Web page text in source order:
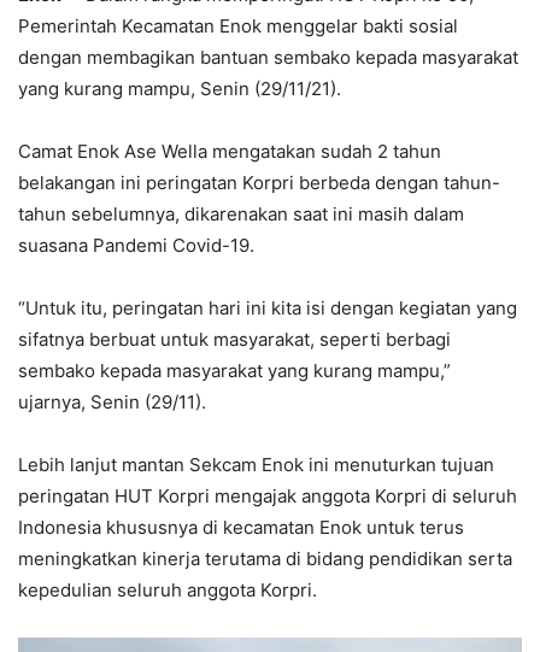
Pemerintah Kecamatan Enok menggelar bakti sosial
dengan membagikan bantuan sembako kepada masyarakat
yang kurang mampu, Senin (29/11/21).
Camat Enok Ase Wella mengatakan sudah 2 tahun
belakangan ini peringatan Korpri berbeda dengan tahun-
tahun sebelumnya, dikarenakan saat ini masih dalam
suasana Pandemi Covid-19.
“Untuk itu, peringatan hari ini kita isi dengan kegiatan yang
sifatnya berbuat untuk masyarakat, seperti berbagi
sembako kepada masyarakat yang kurang mampu,”
ujarnya, Senin (29/11).
Lebih lanjut mantan Sekcam Enok ini menuturkan tujuan
peringatan HUT Korpri mengajak anggota Korpri di seluruh
Indonesia khususnya di kecamatan Enok untuk terus
meningkatkan kinerja terutama di bidang pendidikan serta
kepedulian seluruh anggota Korpri.